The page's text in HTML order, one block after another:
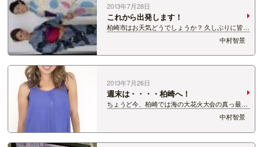
2013年7月28日
これから出発します！
柏崎市はお天気どうでしょうか？ 久しぶりに皆さ
まにお会いできるのを楽しみにしています〜！
中村智景
2013年7月26日
週末は・・・・柏崎へ！
ちょうど今、柏崎では海の大花火大会の真っ最中
ですよね。 うーん、行けなくて残念！！ 今週末
２８日(日）にはステッカーキャンペーンでお邪
魔します。 お近くの方は、柏崎までちょっとドラ
イブ可能な方は ぜひぜひお越しください！…
中村智景